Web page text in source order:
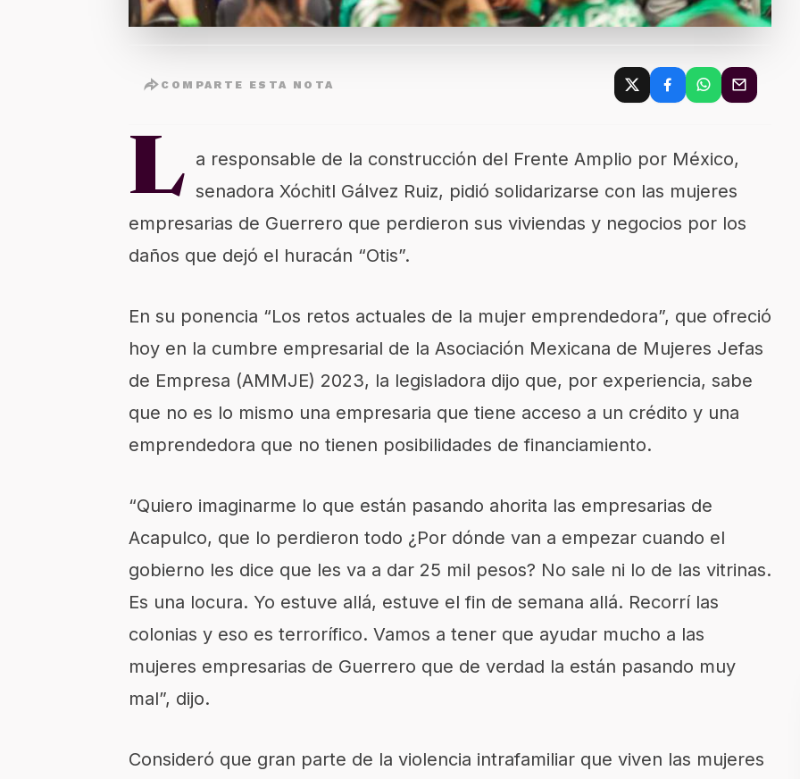
COMPARTE ESTA NOTA
L a responsable de la construcción del Frente Amplio por México,
senadora Xóchitl Gálvez Ruiz, pidió solidarizarse con las mujeres
empresarias de Guerrero que perdieron sus viviendas y negocios por los
daños que dejó el huracán “Otis”.
En su ponencia “Los retos actuales de la mujer emprendedora”, que ofreció
hoy en la cumbre empresarial de la Asociación Mexicana de Mujeres Jefas
de Empresa (AMMJE) 2023, la legisladora dijo que, por experiencia, sabe
que no es lo mismo una empresaria que tiene acceso a un crédito y una
emprendedora que no tienen posibilidades de financiamiento.
“Quiero imaginarme lo que están pasando ahorita las empresarias de
Acapulco, que lo perdieron todo ¿Por dónde van a empezar cuando el
gobierno les dice que les va a dar 25 mil pesos? No sale ni lo de las vitrinas.
Es una locura. Yo estuve allá, estuve el fin de semana allá. Recorrí las
colonias y eso es terrorífico. Vamos a tener que ayudar mucho a las
mujeres empresarias de Guerrero que de verdad la están pasando muy
mal”, dijo.
Consideró que gran parte de la violencia intrafamiliar que viven las mujeres